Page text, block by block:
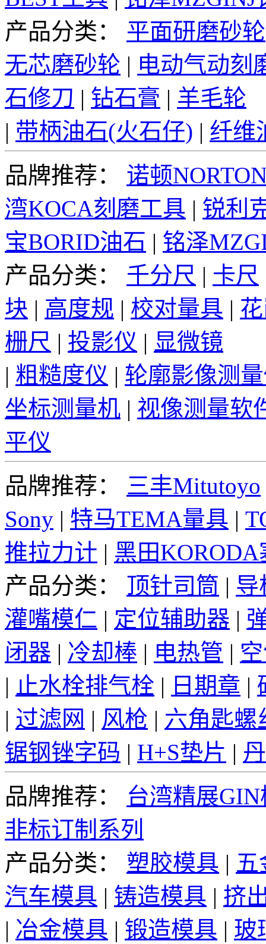
产品分类：
平面研磨砂轮
无芯磨砂轮 | 电动气动刻
石修刀 | 钻石膏 | 羊毛轮
| 带柄油石(火石仔) | 纤维
品牌推荐：
诺顿
湾KOCA刻磨工具 | 锐利
宝BORID油石 | 铭泽
产品分类：
千分尺 | 卡尺
块 | 高度规 | 校对量具 |
栅尺 | 投影仪 | 显微镜
| 粗糙度仪 | 轮廓影像测
坐标测量机 | 视像测量软
平仪
品牌推荐：
三丰Mitutoyo
Sony | 特马TEMA量具 |
推拉力计 | 黑田
产品分类：
顶针司筒 | 导
灌嘴模仁 | 定位辅助器 |
闭器 | 冷却棒 | 电热管 |
| 止水栓排气栓 | 日期章 |
| 过滤网 | 风枪 | 六角匙螺
锯钢锉字码 | H+S垫片 |
品牌推荐：
台湾精展
非标订制系列
产品分类：
塑胶模具 | 五
汽车模具 | 铸造模具 | 挤
| 冶金模具 | 锻造模具 | 玻